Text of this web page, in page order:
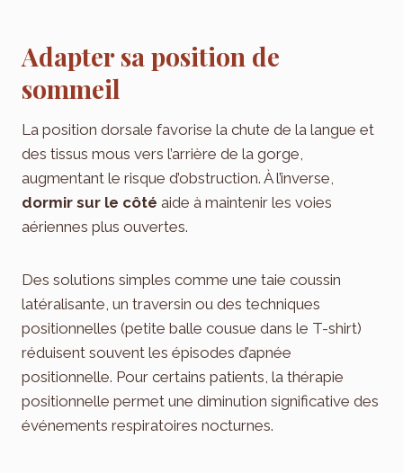
Adapter sa position de
sommeil
La position dorsale favorise la chute de la langue et
des tissus mous vers l’arrière de la gorge,
augmentant le risque d’obstruction. À l’inverse,
dormir sur le côté aide à maintenir les voies
aériennes plus ouvertes.
Des solutions simples comme une taie coussin
latéralisante, un traversin ou des techniques
positionnelles (petite balle cousue dans le T-shirt)
réduisent souvent les épisodes d’apnée
positionnelle. Pour certains patients, la thérapie
positionnelle permet une diminution significative des
événements respiratoires nocturnes.